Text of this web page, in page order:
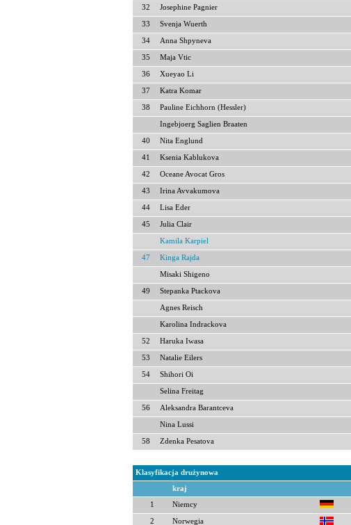
32 Josephine Pagnier
33 Svenja Wuerth
34 Anna Shpyneva
35 Maja Vtic
36 Xueyao Li
37 Katra Komar
38 Pauline Eichhorn (Hessler)
Ingebjoerg Saglien Braaten
40 Nita Englund
41 Ksenia Kablukova
42 Oceane Avocat Gros
43 Irina Avvakumova
44 Lisa Eder
45 Julia Clair
Kamila Karpiel
47 Kinga Rajda
Misaki Shigeno
49 Stepanka Ptackova
Agnes Reisch
Karolina Indrackova
52 Haruka Iwasa
53 Natalie Eilers
54 Shihori Oi
Selina Freitag
56 Aleksandra Barantceva
Nina Lussi
58 Zdenka Pesatova
Klasyfikacja drużynowa
kraj
1 Niemcy
2 Norwegia